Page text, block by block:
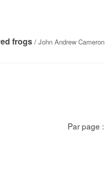
frogs / John Andrew Cameron
Par page :